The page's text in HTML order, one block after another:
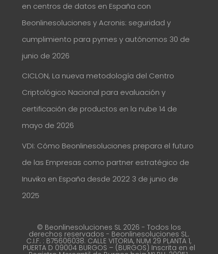
en centros de datos en España con
Beonlinesoluciones y Acronis: seguridad y
cumplimiento para pymes y autónomos 30 de
junio de 2026
CICLON, La nueva metodología del Centro
Criptológico Nacional para evaluación y
certificación de productos en la nube 14 de
mayo de 2026
VDI: Cómo Beonlinesoluciones prepara el futuro
de las Empresas como partner estratégico de
Inuvika en España desde 2022 3 de junio de
2025
© Beonlinesoluciones SL 2026 - Todos los
derechos reservados - Beonlinesoluciones SL.
C.I.F. : B75606038. CALLE VITORIA, NUM 29 PLANTA 1,
PUERTA D 09004 BURGOS – (BURGOS) Inscrita en el